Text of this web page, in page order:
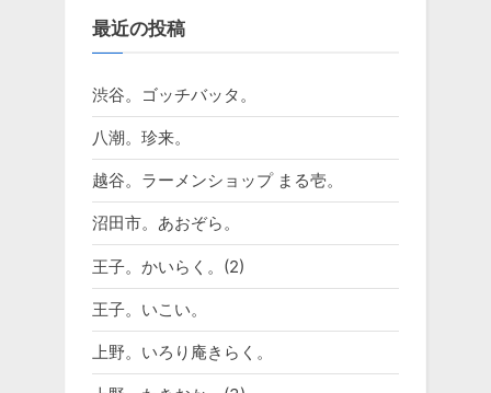
最近の投稿
渋谷。ゴッチバッタ。
八潮。珍来。
越谷。ラーメンショップ まる壱。
沼田市。あおぞら。
王子。かいらく。(2)
王子。いこい。
上野。いろり庵きらく。